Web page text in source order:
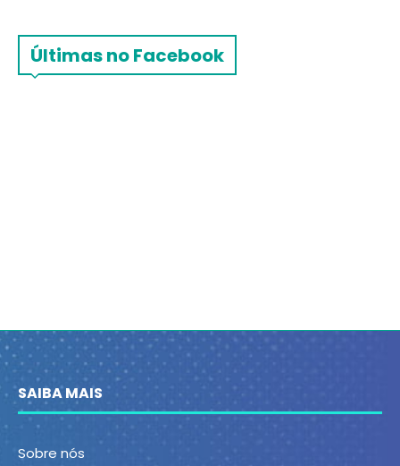
Últimas no Facebook
SAIBA MAIS
Sobre nós